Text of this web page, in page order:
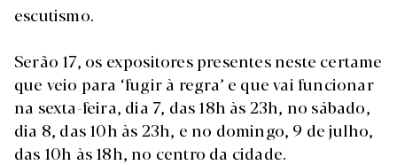
escutismo.
Serão 17, os expositores presentes neste certame
que veio para ‘fugir à regra’ e que vai funcionar
na sexta-feira, dia 7, das 18h às 23h, no sábado,
dia 8, das 10h às 23h, e no domingo, 9 de julho,
das 10h às 18h, no centro da cidade.